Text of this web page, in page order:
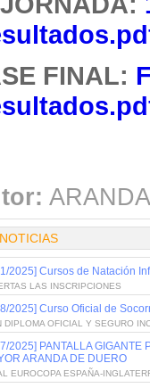
FINAL:
2025] Cursos de Natación
LAS INSCRIPCIONES
2025] Curso Oficial de
DIPLOMA OFICIAL Y SEGURO
2025] PANTALLA GIGANTE
ARANDA DE DUERO
EUROCOPA ESPAÑA-